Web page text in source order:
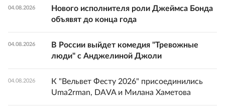
04.08.2026
Нового исполнителя роли Джеймса Бонда
объявят до конца года
04.08.2026
В России выйдет комедия "Тревожные
люди" с Анджелиной Джоли
04.08.2026
К "Вельвет Фесту 2026" присоединились
Uma2rman, DAVA и Милана Хаметова